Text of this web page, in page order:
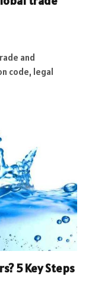
and
code, legal
5 Key Steps